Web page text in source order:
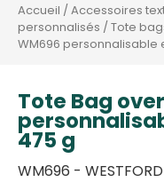
Accueil /Accessoires
personnalisés /Tote
WM696 personnalisable
Tote Bag
475 g
WM696 -